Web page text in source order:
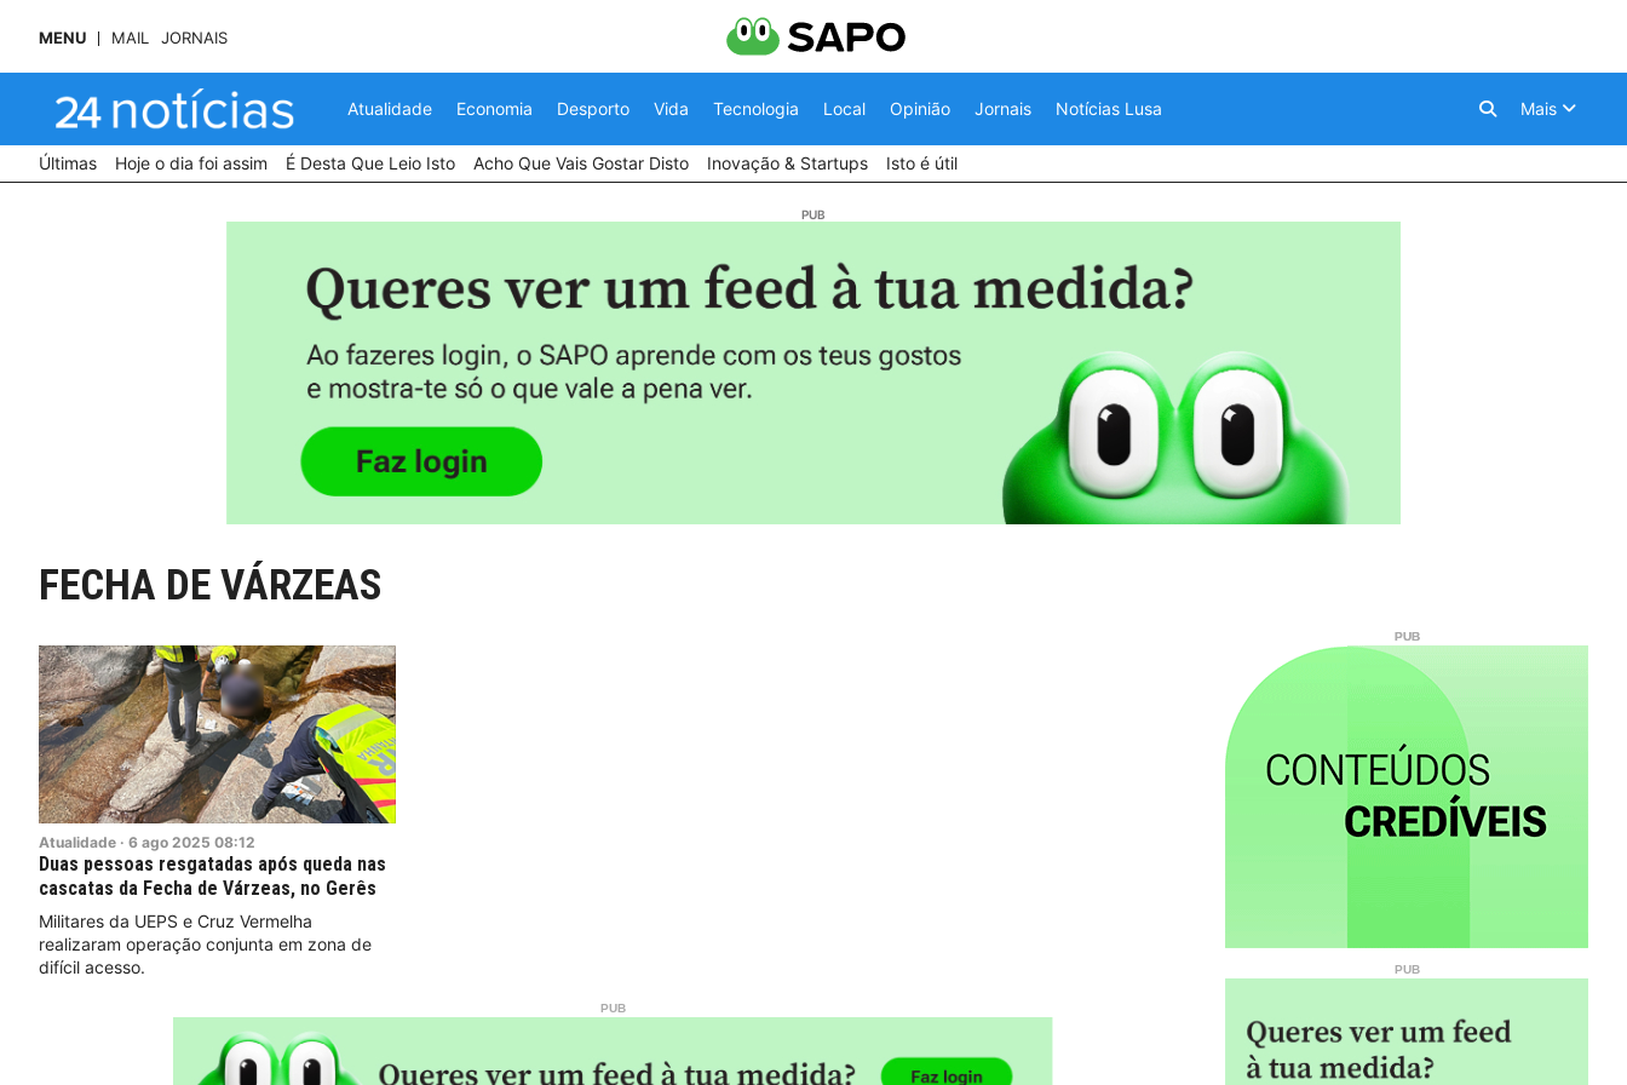
MENU MAIL JORNAIS
Atualidade Economia Desporto Vida Tecnologia Local Opinião Jornais Notícias Lusa Mais
Últimas Hoje o dia foi assim É Desta Que Leio Isto Acho Que Vais Gostar Disto Inovação & Startups Isto é útil
FECHA DE VÁRZEAS
Atualidade · 6 ago 2025 08:12
Duas pessoas resgatadas após queda nas
cascatas da Fecha de Várzeas, no Gerês
Militares da UEPS e Cruz Vermelha
realizaram operação conjunta em zona de
difícil acesso.